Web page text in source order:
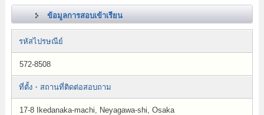
ข้อมูลการสอบเข้าเรียน
รหัสไปรษณีย์
572-8508
ที่ตั้ง・สถานที่ติดต่อสอบถาม
17-8 Ikedanaka-machi, Neyagawa-shi, Osaka